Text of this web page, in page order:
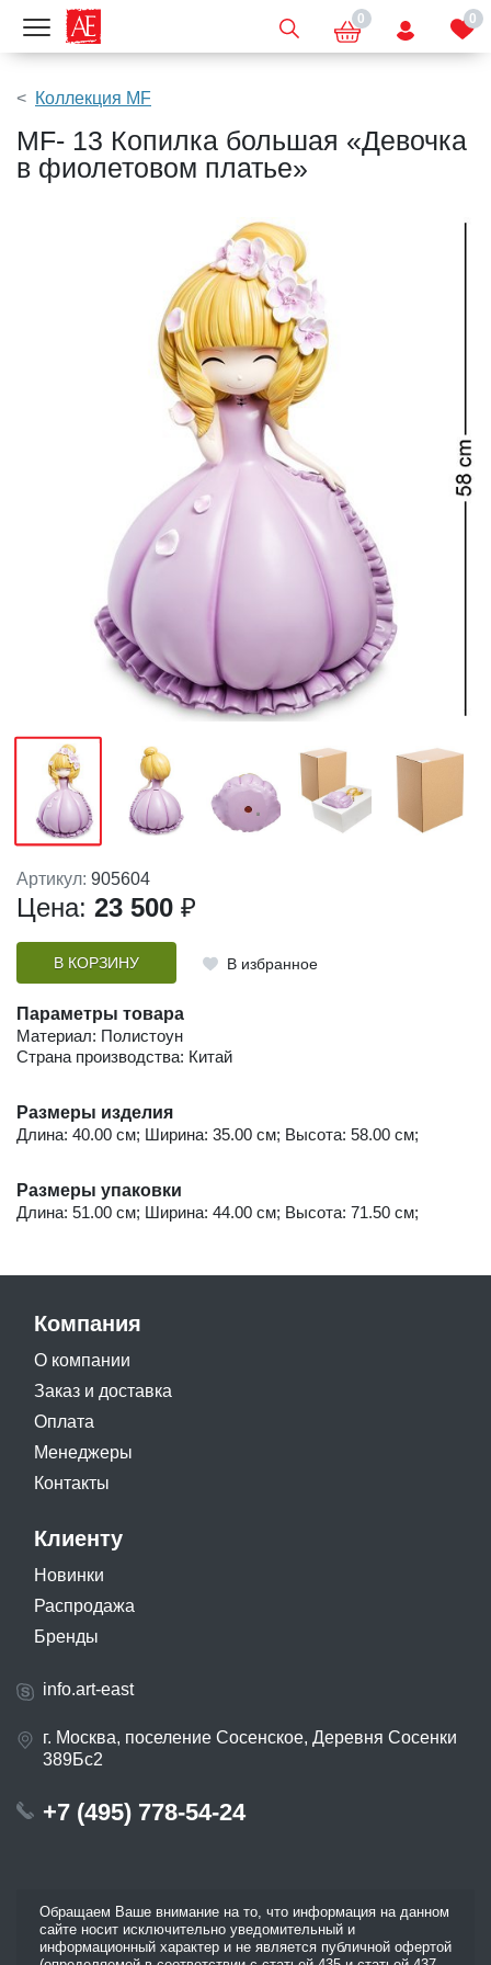
Показать меню 0 0
Коллекция MF
MF- 13 Копилка большая «Девочка
в фиолетовом платье»
Артикул: 905604
Цена: 23 500 ₽
В КОРЗИНУ В избранное
Параметры товара
Материал: Полистоун
Страна производства: Китай
Размеры изделия
Длина: 40.00 см; Ширина: 35.00 см; Высота: 58.00 см;
Размеры упаковки
Длина: 51.00 см; Ширина: 44.00 см; Высота: 71.50 см;
Компания
О компании
Заказ и доставка
Оплата
Менеджеры
Контакты
Клиенту
Новинки
Распродажа
Бренды
info.art-east
г. Москва, поселение Сосенское, Деревня Сосенки
389Бс2
+7 (495) 778-54-24
Обращаем Ваше внимание на то, что информация на данном
сайте носит исключительно уведомительный и
информационный характер и не является публичной офертой